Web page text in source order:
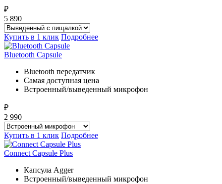
₽
5 890
Купить в 1 клик Подробнее
Bluetooth Capsule
Bluetooth передатчик
Самая доступная цена
Встроенный/выведенный микрофон
₽
2 990
Купить в 1 клик Подробнее
Connect Capsule Plus
Капсула Agger
Встроенный/выведенный микрофон